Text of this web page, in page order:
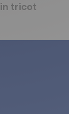
tricot